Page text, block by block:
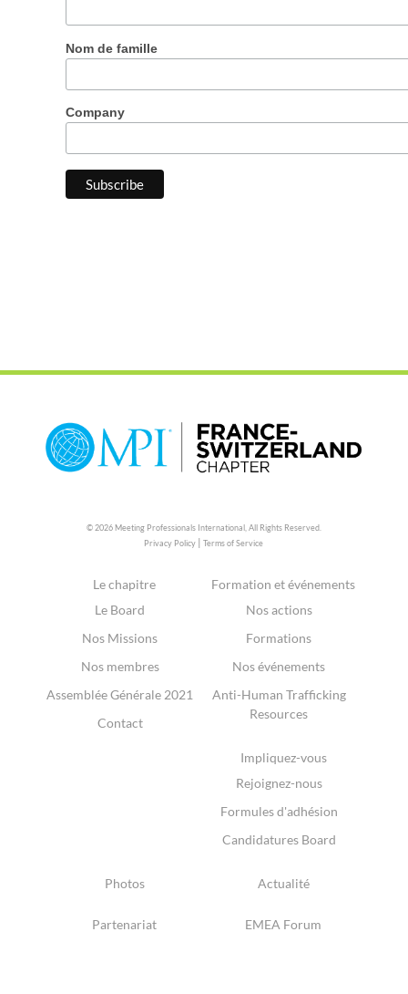
Nom de famille
Company
© 2026 Meeting Professionals International, All Rights Reserved.
Privacy Policy |Terms of Service
Le chapitre
Le Board
Nos Missions
Nos membres
Assemblée Générale 2021
Contact
Formation et événements
Nos actions
Formations
Nos événements
Anti-Human Trafficking
Resources
Impliquez-vous
Rejoignez-nous
Formules d'adhésion
Candidatures Board
Photos Actualité
Partenariat EMEA Forum